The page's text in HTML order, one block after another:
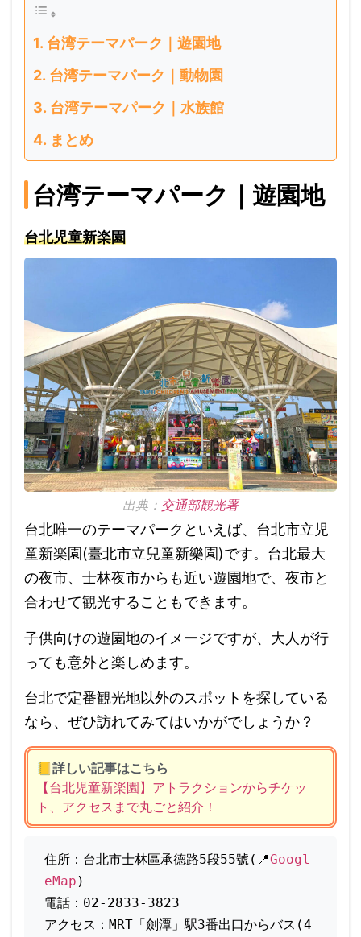
台湾テーマパーク｜遊園地
台湾テーマパーク｜動物園
台湾テーマパーク｜水族館
まとめ
台湾テーマパーク｜遊園地
台北児童新楽園
出典： 交通部観光署
台北唯一のテーマパークといえば、台北市立児
童新楽園(臺北市立兒童新樂園)です。台北最大
の夜市、士林夜市からも近い遊園地で、夜市と
合わせて観光することもできます。
子供向けの遊園地のイメージですが、大人が行
っても意外と楽しめます。
台北で定番観光地以外のスポットを探している
なら、ぜひ訪れてみてはいかがでしょうか？
📒詳しい記事はこちら
【台北児童新楽園】アトラクションからチケッ
ト、アクセスまで丸ごと紹介！
住所：台北市士林區承德路5段55號(📍Googl
eMap )
電話：02-2833-3823
アクセス：MRT「劍潭」駅3番出口からバス(4